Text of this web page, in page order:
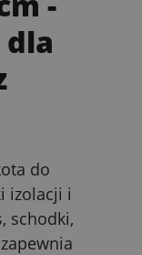
do
izolacji i
schodki,